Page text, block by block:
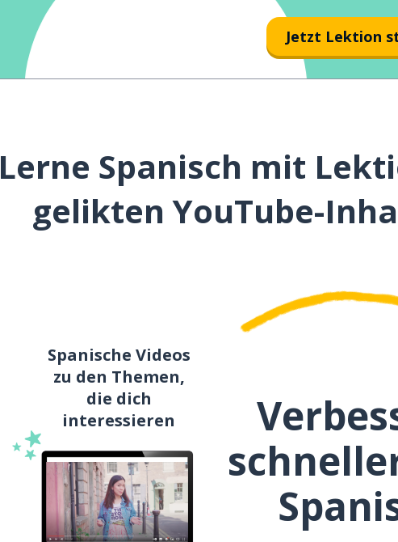
Jetzt Lektion
Lerne Spanisch mit
gelikten YouTube-
Spanische Videos
zu den Themen,
die dich
interessieren